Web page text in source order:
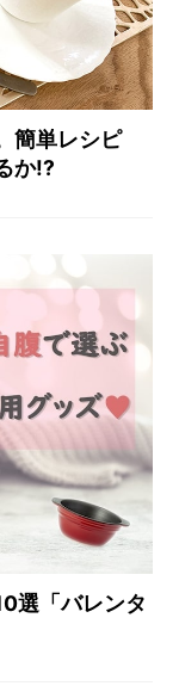
簡単レシピ
か!?
選「バレンタ